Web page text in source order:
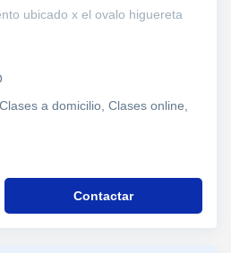
ubicado x el ovalo higuereta
a domicilio, Clases online,
Contactar